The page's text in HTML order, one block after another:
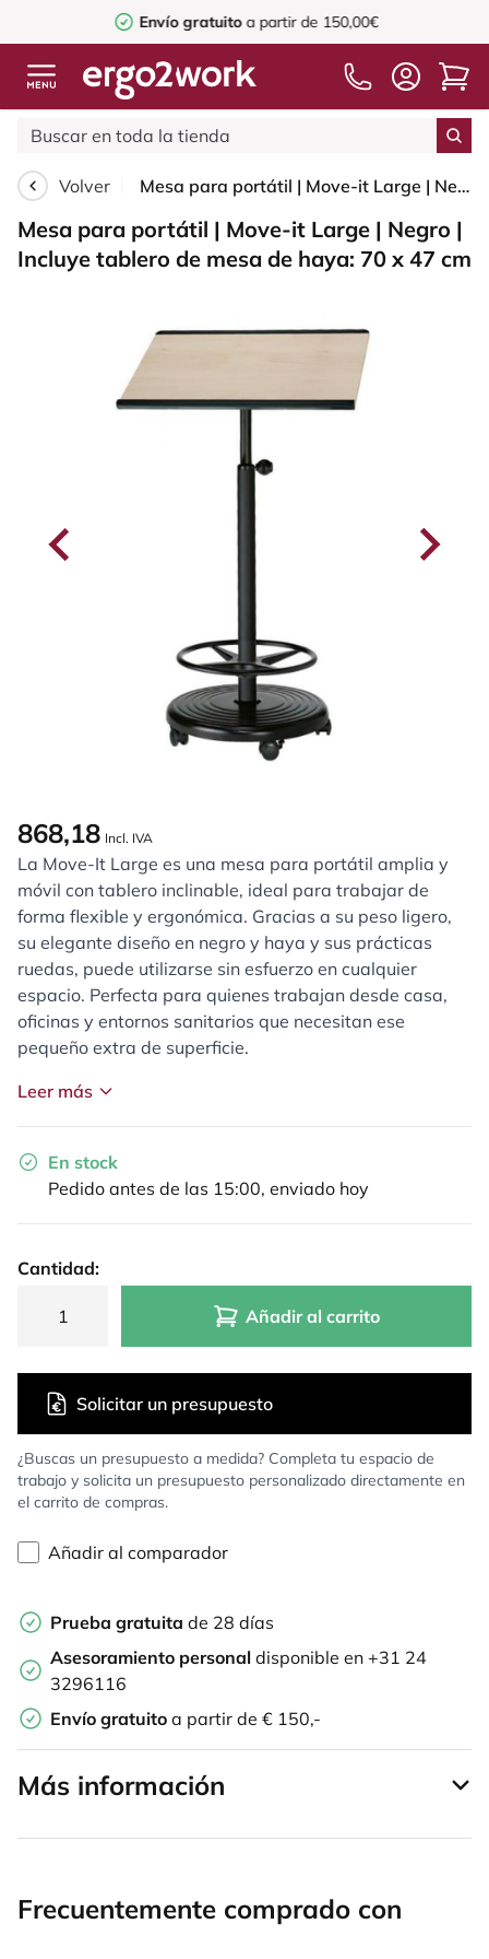
Envío gratuitoa partir de 150,00€
Volver Mesa para portátil | Move-it Large | Negro | Incluye tablero de mesa de haya: 70 x 47 cm
Mesa para portátil | Move-it Large | Negro |
Incluye tablero de mesa de haya: 70 x 47 cm
868,18 Incl. IVA
La Move-It Large es una mesa para portátil amplia y
móvil con tablero inclinable, ideal para trabajar de
forma flexible y ergonómica. Gracias a su peso ligero,
su elegante diseño en negro y haya y sus prácticas
ruedas, puede utilizarse sin esfuerzo en cualquier
espacio. Perfecta para quienes trabajan desde casa,
oficinas y entornos sanitarios que necesitan ese
pequeño extra de superficie.
Leer más
En stock
Pedido antes de las 15:00, enviado hoy
Cantidad:
Añadir al carrito
¿Buscas un presupuesto a medida? Completa tu espacio de
trabajo y solicita un presupuesto personalizado directamente en
el carrito de compras.
Solicitar un presupuesto
Añadir al comparador
Prueba gratuita de 28 días
Asesoramiento personal disponible en +31 24
3296116
Envío gratuito a partir de € 150,-
Más información
Frecuentemente comprado con